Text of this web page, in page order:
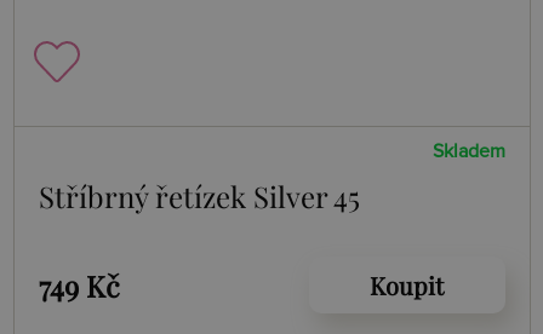
Skladem
Stříbrný řetízek Silver 45
749 Kč Koupit